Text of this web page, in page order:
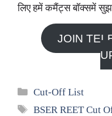
लिए हमें कमैंट्स बॉक्समें
JOIN
Categories
Cut-Off List
Tags
BSER REET Cut